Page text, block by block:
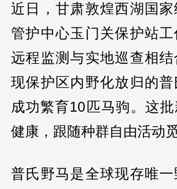
近日，甘肃敦煌西湖国
管护中心玉门关保护站
远程监测与实地巡查相
现保护区内野化放归的
成功繁育10匹马驹。这
健康，跟随种群自由活动觅
普氏野马是全球现存唯